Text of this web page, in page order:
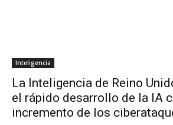
Inteligencia
La Inteligencia de Reino
el rápido desarrollo de la IA
incremento de los